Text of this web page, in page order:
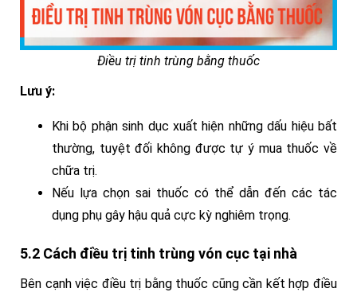
Điều trị tinh trùng bằng thuốc
Lưu ý:
Khi bộ phận sinh dục xuất hiện những dấu hiệu bất
thường, tuyệt đối không được tự ý mua thuốc về
chữa trị.
Nếu lựa chọn sai thuốc có thể dẫn đến các tác
dụng phụ gây hậu quả cực kỳ nghiêm trọng.
5.2 Cách điều trị tinh trùng vón cục tại nhà
Bên cạnh việc điều trị bằng thuốc cũng cần kết hợp điều